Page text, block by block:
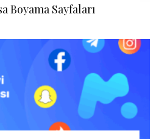
Boyama Sayfaları